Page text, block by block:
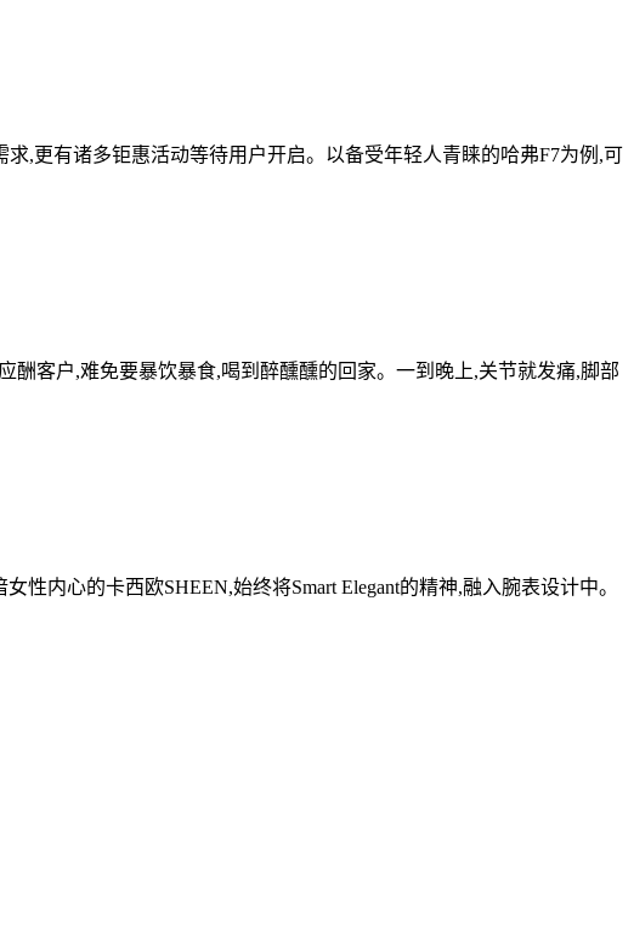
,更有诸多钜惠活动等待用户开启。以备受年轻人青睐的哈弗F7为例,可
客户,难免要暴饮暴食,喝到醉醺醺的回家。一到晚上,关节就发痛,脚部
内心的卡西欧SHEEN,始终将Smart Elegant的精神,融入腕表设计中。